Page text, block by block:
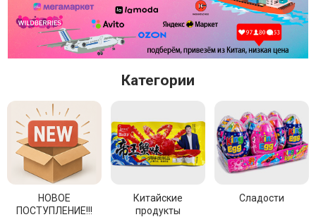
Категории
НОВОЕ
ПОСТУПЛЕНИЕ!!!
Китайские
продукты
Сладости